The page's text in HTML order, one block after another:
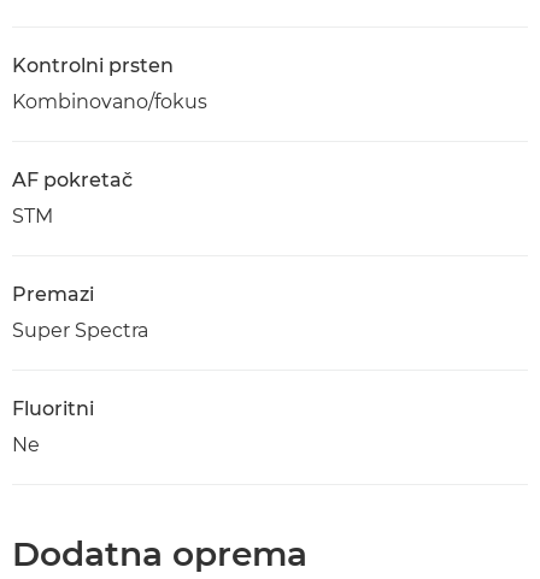
Kontrolni prsten
Kombinovano/fokus
AF pokretač
STM
Premazi
Super Spectra
Fluoritni
Ne
Dodatna oprema